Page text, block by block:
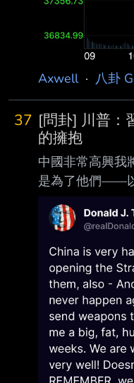
Axwell· 八卦
37 [問卦] 川普：
的擁抱
中國非常高興我
是為了他們——
這種情況將不再
送武器。習主
而且進展得非
嗎？？？ 但請
也非常擅長戰
https://